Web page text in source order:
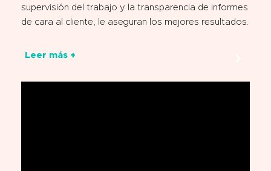
supervisión del trabajo y la transparencia de informes
de cara al cliente, le aseguran los mejores resultados.
Leer más +